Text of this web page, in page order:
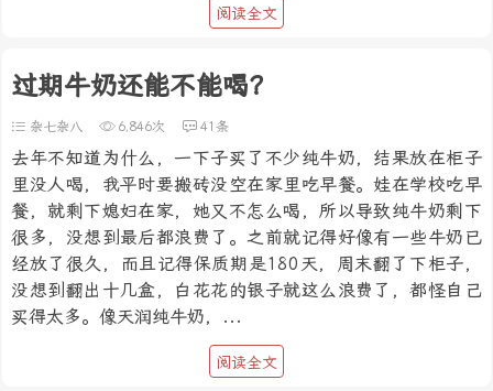
阅读全文
过期牛奶还能不能喝？
杂七杂八 6,846次 41条
去年不知道为什么，一下子买了不少纯牛奶，结果放在柜子
里没人喝，我平时要搬砖没空在家里吃早餐。娃在学校吃早
餐，就剩下媳妇在家，她又不怎么喝，所以导致纯牛奶剩下
很多，没想到最后都浪费了。之前就记得好像有一些牛奶已
经放了很久，而且记得保质期是180天，周末翻了下柜子，
没想到翻出十几盒，白花花的银子就这么浪费了，都怪自己
买得太多。像天润纯牛奶，...
阅读全文